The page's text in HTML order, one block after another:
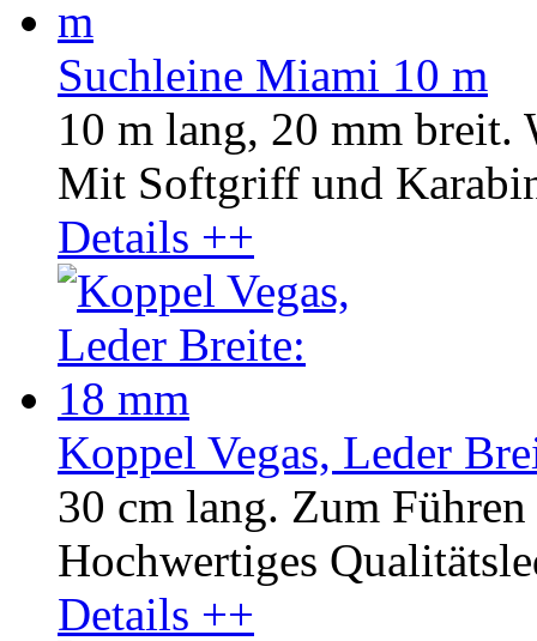
Suchleine Miami 10 m
10 m lang, 20 mm breit.
Mit Softgriff und
Details ++
Koppel Vegas, Leder
30 cm lang. Zum
Hochwertiges
Details ++